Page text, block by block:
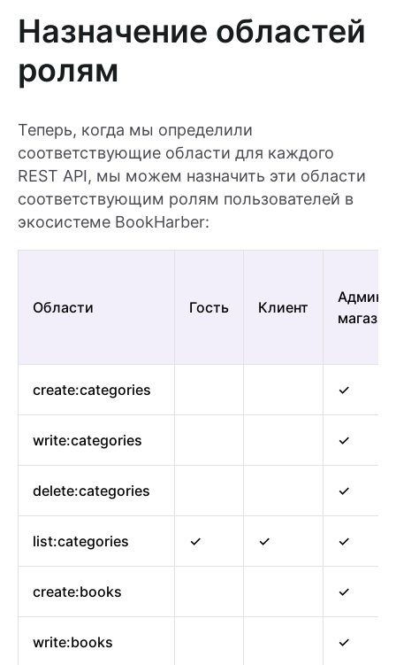
Назначение областей
ролям
Теперь, когда мы определили
соответствующие области для каждого
REST API, мы можем назначить эти области
соответствующим ролям пользователей в
экосистеме BookHarber:
Области Гость Клиент
create:categories ✓
write:categories ✓
delete:categories ✓
list:categories ✓ ✓ ✓
create:books ✓
write:books ✓